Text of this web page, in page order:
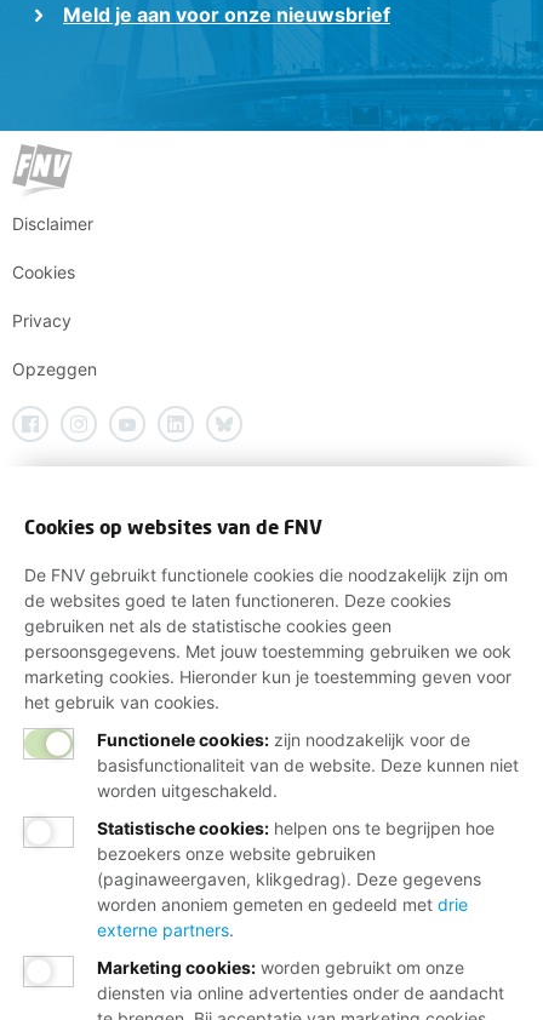
Meld je aan voor onze nieuwsbrief
Disclaimer
Cookies
Privacy
Opzeggen
Cookies op websites van de FNV
De FNV gebruikt functionele cookies die noodzakelijk zijn om
de websites goed te laten functioneren. Deze cookies
gebruiken net als de statistische cookies geen
persoonsgegevens. Met jouw toestemming gebruiken we ook
marketing cookies. Hieronder kun je toestemming geven voor
het gebruik van cookies.
Functionele cookies: zijn noodzakelijk voor de
basisfunctionaliteit van de website. Deze kunnen niet
worden uitgeschakeld.
Statistische cookies: helpen ons te begrijpen hoe
bezoekers onze website gebruiken
(paginaweergaven, klikgedrag). Deze gegevens
worden anoniem gemeten en gedeeld met drie
externe partners.
Marketing cookies: worden gebruikt om onze
diensten via online advertenties onder de aandacht